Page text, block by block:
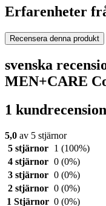
Erfarenheter
Recensera denna produkt
svenska
MEN+CARE
1
5,0 av 5 stjärnor
5 stjärnor
1 (100%)
4 stjärnor 0 (0%)
3 stjärnor 0 (0%)
2 stjärnor 0 (0%)
1 Stjärnor 0 (0%)